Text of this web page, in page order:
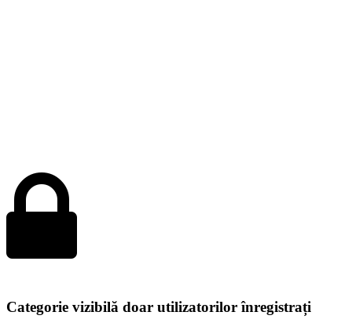
Categorie vizibilă doar utilizatorilor înregistrați